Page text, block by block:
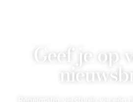
Geef je op